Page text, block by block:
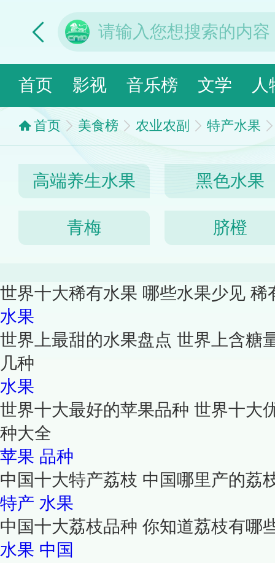
首页 影视 音乐榜 文学 人
首页 美食榜 农业农副 特产水果
高端养生水果 黑色水果
青梅 脐橙
世界十大稀有水果 哪些水果少见 稀
水果
世界上最甜的水果盘点 世界上含糖
几种
水果
世界十大最好的苹果品种 世界十大
种大全
苹果 品种
中国十大特产荔枝 中国哪里产的荔
特产 水果
中国十大荔枝品种 你知道荔枝有哪
水果 中国